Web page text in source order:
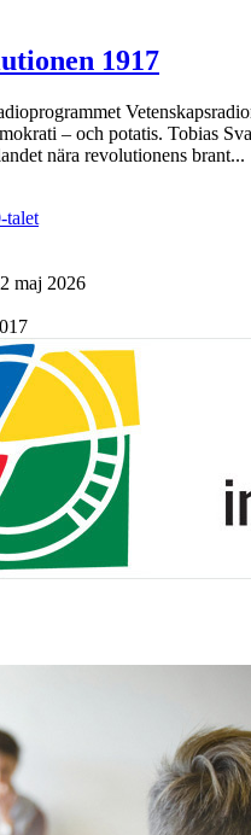
1917
– och potatis. Tobias
nära revolutionens brant...
talet
maj 2026